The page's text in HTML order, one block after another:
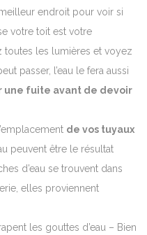
endroit pour voir si
votre toit est votre
toutes les lumières et voyez
passer, l’eau le fera aussi
une fuite avant de devoir
de vos tuyaux
peuvent être le résultat
d’eau se trouvent dans
elles proviennent
les gouttes d’eau – Bien